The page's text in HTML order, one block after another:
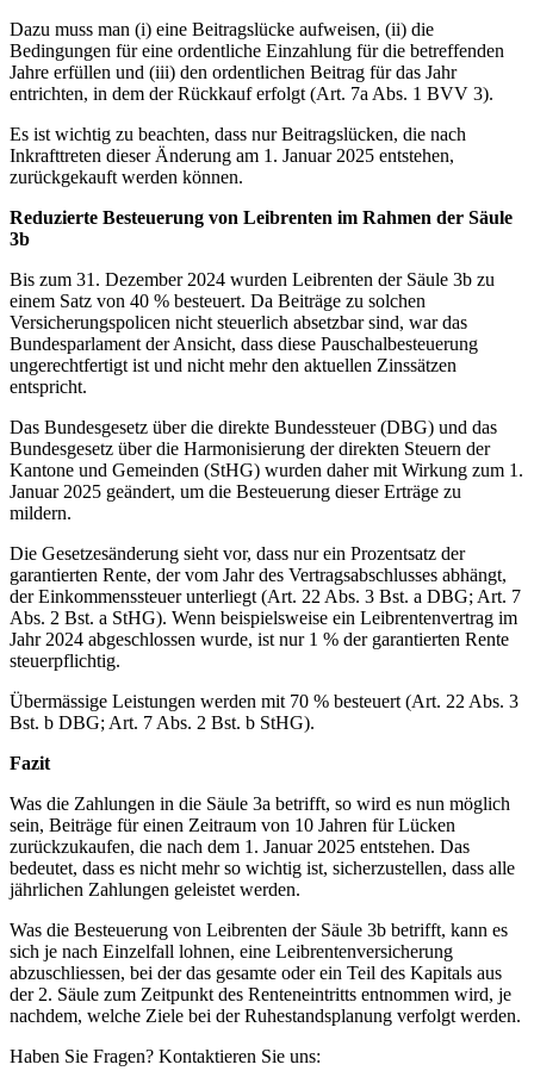
Dazu muss man (i) eine Beitragslücke aufweisen, (ii) die
Bedingungen für eine ordentliche Einzahlung für die betreffenden
Jahre erfüllen und (iii) den ordentlichen Beitrag für das Jahr
entrichten, in dem der Rückkauf erfolgt (Art. 7a Abs. 1 BVV 3).
Es ist wichtig zu beachten, dass nur Beitragslücken, die nach
Inkrafttreten dieser Änderung am 1. Januar 2025 entstehen,
zurückgekauft werden können.
Reduzierte Besteuerung von Leibrenten im Rahmen der Säule
3b
Bis zum 31. Dezember 2024 wurden Leibrenten der Säule 3b zu
einem Satz von 40 % besteuert. Da Beiträge zu solchen
Versicherungspolicen nicht steuerlich absetzbar sind, war das
Bundesparlament der Ansicht, dass diese Pauschalbesteuerung
ungerechtfertigt ist und nicht mehr den aktuellen Zinssätzen
entspricht.
Das Bundesgesetz über die direkte Bundessteuer (DBG) und das
Bundesgesetz über die Harmonisierung der direkten Steuern der
Kantone und Gemeinden (StHG) wurden daher mit Wirkung zum 1.
Januar 2025 geändert, um die Besteuerung dieser Erträge zu
mildern.
Die Gesetzesänderung sieht vor, dass nur ein Prozentsatz der
garantierten Rente, der vom Jahr des Vertragsabschlusses abhängt,
der Einkommenssteuer unterliegt (Art. 22 Abs. 3 Bst. a DBG; Art. 7
Abs. 2 Bst. a StHG). Wenn beispielsweise ein Leibrentenvertrag im
Jahr 2024 abgeschlossen wurde, ist nur 1 % der garantierten Rente
steuerpflichtig.
Übermässige Leistungen werden mit 70 % besteuert (Art. 22 Abs. 3
Bst. b DBG; Art. 7 Abs. 2 Bst. b StHG).
Fazit
Was die Zahlungen in die Säule 3a betrifft, so wird es nun möglich
sein, Beiträge für einen Zeitraum von 10 Jahren für Lücken
zurückzukaufen, die nach dem 1. Januar 2025 entstehen. Das
bedeutet, dass es nicht mehr so wichtig ist, sicherzustellen, dass alle
jährlichen Zahlungen geleistet werden.
Was die Besteuerung von Leibrenten der Säule 3b betrifft, kann es
sich je nach Einzelfall lohnen, eine Leibrentenversicherung
abzuschliessen, bei der das gesamte oder ein Teil des Kapitals aus
der 2. Säule zum Zeitpunkt des Renteneintritts entnommen wird, je
nachdem, welche Ziele bei der Ruhestandsplanung verfolgt werden.
Haben Sie Fragen? Kontaktieren Sie uns: